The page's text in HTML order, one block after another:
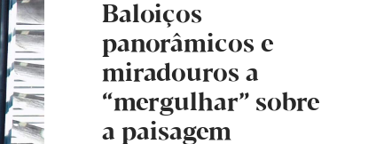
Baloiços
panorâmicos e
miradouros a
“mergulhar” sobre
a paisagem